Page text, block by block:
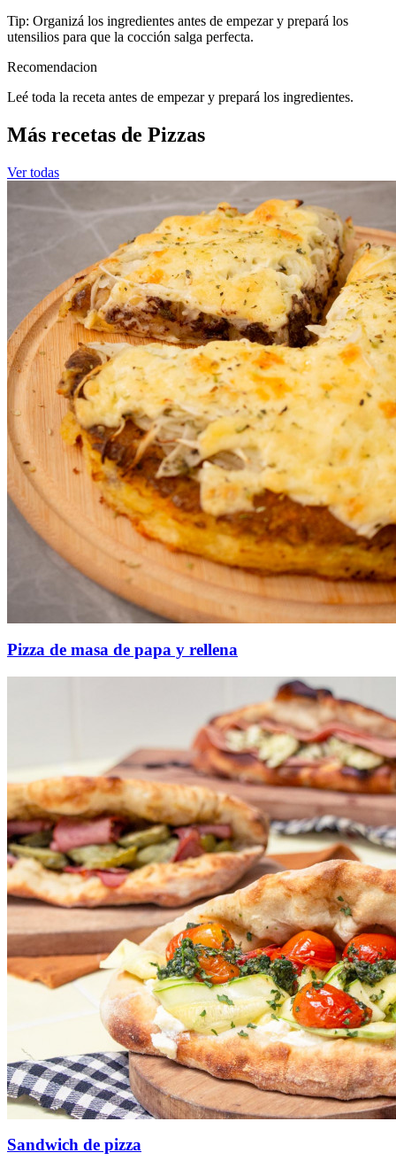
Tip: Organizá los ingredientes antes de empezar y prepará los
utensilios para que la cocción salga perfecta.
Recomendacion
Leé toda la receta antes de empezar y prepará los ingredientes.
Más recetas de Pizzas
Ver todas
Pizza de masa de papa y rellena
Sandwich de pizza